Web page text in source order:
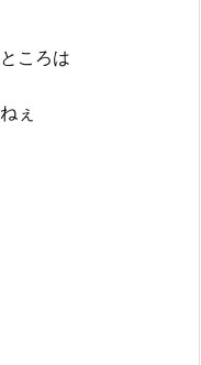
ころは
ぇ